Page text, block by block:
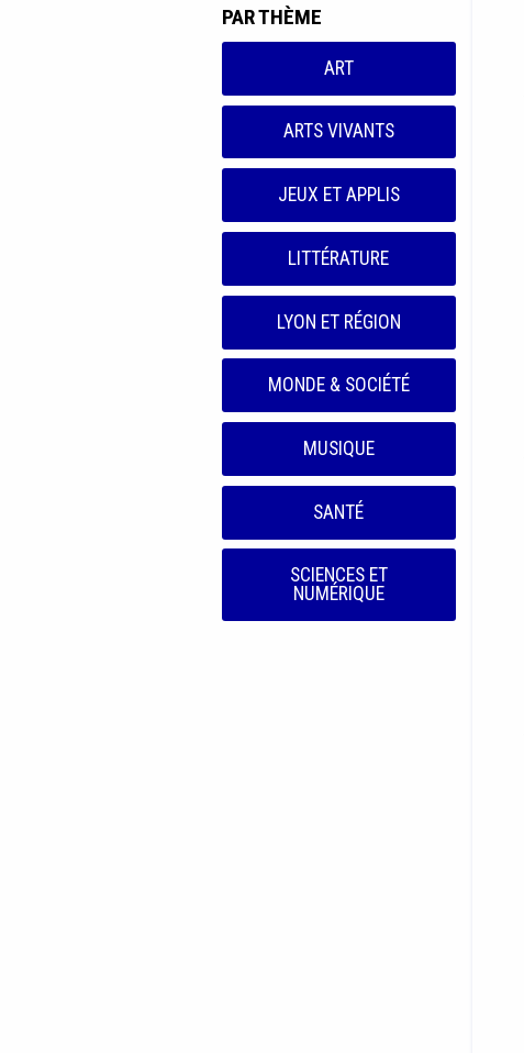
PAR THÈME
ART
ARTS VIVANTS
JEUX ET APPLIS
LITTÉRATURE
LYON ET RÉGION
MONDE & SOCIÉTÉ
MUSIQUE
SANTÉ
SCIENCES ET
NUMÉRIQUE